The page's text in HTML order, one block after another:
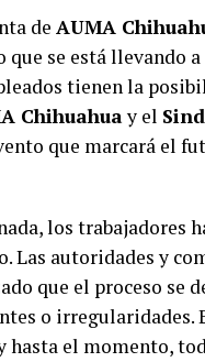
de AUMA
que se está llevando
tienen la
Chihuahuay el
que marcará el
los trabajadores
Las autoridades y
que el proceso se
o irregularidades.
hasta el momento,